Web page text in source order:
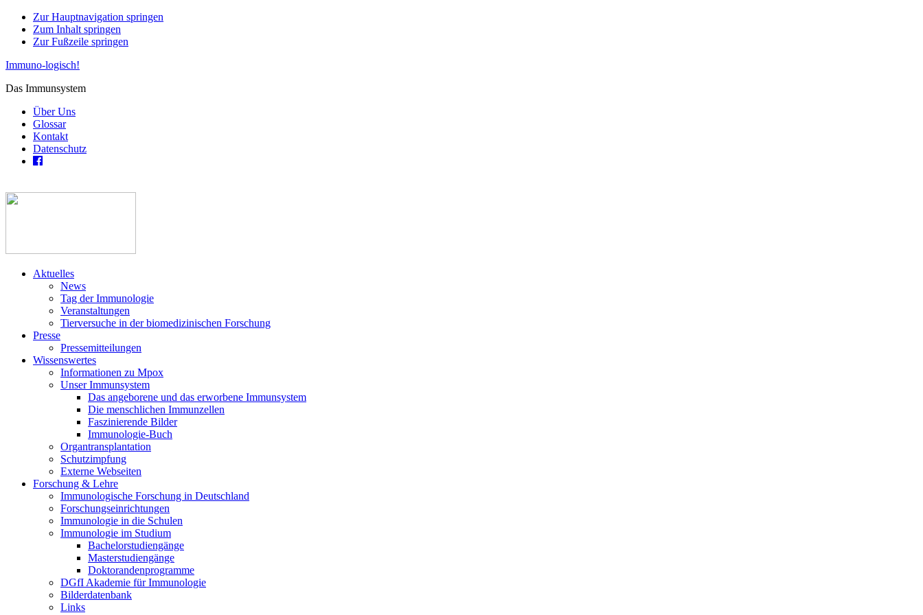
Zur Hauptnavigation springen
Zum Inhalt springen
Zur Fußzeile springen
Immuno-logisch!
Das Immunsystem
Über Uns
Glossar
Kontakt
Datenschutz
Aktuelles
News
Tag der Immunologie
Veranstaltungen
Tierversuche in der biomedizinischen Forschung
Presse
Pressemitteilungen
Wissenswertes
Informationen zu Mpox
Unser Immunsystem
Das angeborene und das erworbene Immunsystem
Die menschlichen Immunzellen
Faszinierende Bilder
Immunologie-Buch
Organtransplantation
Schutzimpfung
Externe Webseiten
Forschung & Lehre
Immunologische Forschung in Deutschland
Forschungseinrichtungen
Immunologie in die Schulen
Immunologie im Studium
Bachelorstudiengänge
Masterstudiengänge
Doktorandenprogramme
DGfI Akademie für Immunologie
Bilderdatenbank
Links